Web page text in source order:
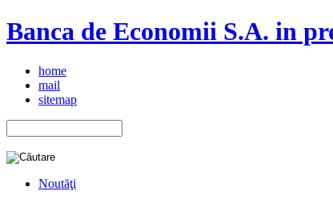
Banca de Economii S.A. in
home
mail
sitemap
Noutăţi